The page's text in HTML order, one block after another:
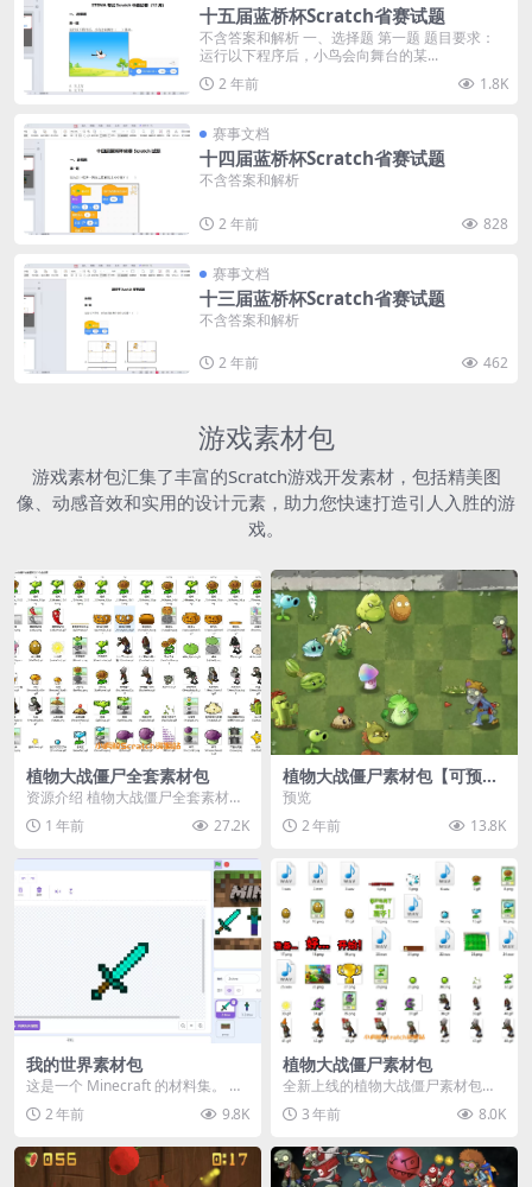
十五届蓝桥杯Scratch省赛试题
不含答案和解析 一、选择题 第一题 题目要求：
运行以下程序后，小鸟会向舞台的某...
2 年前
1.8K
赛事文档
十四届蓝桥杯Scratch省赛试题
不含答案和解析
2 年前 828
赛事文档
十三届蓝桥杯Scratch省赛试题
不含答案和解析
2 年前 462
游戏素材包
游戏素材包汇集了丰富的Scratch游戏开发素材，包括精美图
像、动感音效和实用的设计元素，助力您快速打造引人入胜的游
戏。
植物大战僵尸全套素材包
资源介绍 植物大战僵尸全套素材
包，包含227个丰富多样的素材，
涵盖角色、背景、动...
1 年前 27.2K
植物大战僵尸素材包【可预
览】
预览
2 年前
13.8K
我的世界素材包
这是一个 Minecraft 的材料集。 操
作方法如下： 工具 → 右箭头 怪物...
2 年前 9.8K
植物大战僵尸素材包
全新上线的植物大战僵尸素材包，
内含48个精选资源，涵盖角色、场
景、音效等多样内容...
3 年前 8.0K